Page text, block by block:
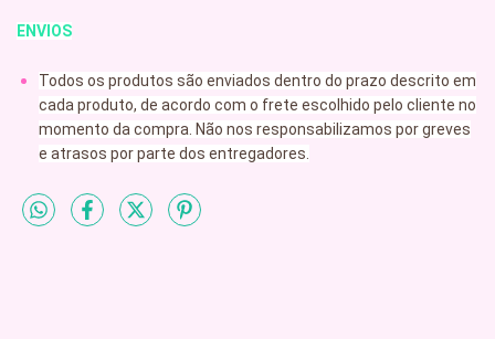
ENVIOS
Todos os produtos são enviados dentro do prazo descrito em
cada produto, de acordo com o frete escolhido pelo cliente no
momento da compra. Não nos responsabilizamos por greves
e atrasos por parte dos entregadores.